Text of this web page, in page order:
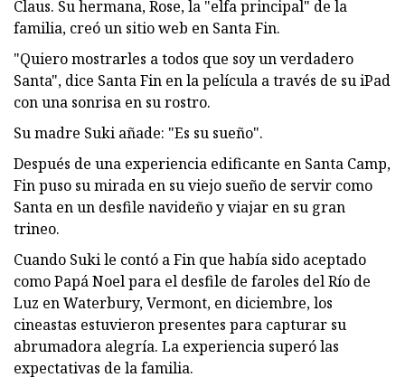
Claus. Su hermana, Rose, la "elfa principal" de la
familia, creó un sitio web en Santa Fin.
"Quiero mostrarles a todos que soy un verdadero
Santa", dice Santa Fin en la película a través de su iPad
con una sonrisa en su rostro.
Su madre Suki añade: "Es su sueño".
Después de una experiencia edificante en Santa Camp,
Fin puso su mirada en su viejo sueño de servir como
Santa en un desfile navideño y viajar en su gran
trineo.
Cuando Suki le contó a Fin que había sido aceptado
como Papá Noel para el desfile de faroles del Río de
Luz en Waterbury, Vermont, en diciembre, los
cineastas estuvieron presentes para capturar su
abrumadora alegría. La experiencia superó las
expectativas de la familia.